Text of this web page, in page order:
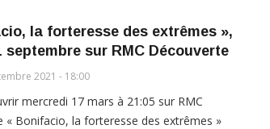
la forteresse des extrêmes »,
septembre sur RMC Découverte
2021 - 18:00
mercredi 17 mars à 21:05 sur RMC
« Bonifacio, la forteresse des extrêmes »